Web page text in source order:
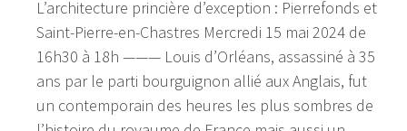
L’architecture princière d’exception : Pierrefonds et
Saint-Pierre-en-Chastres Mercredi 15 mai 2024 de
16h30 à 18h ——— Louis d’Orléans, assassiné à 35
ans par le parti bourguignon allié aux Anglais, fut
un contemporain des heures les plus sombres de